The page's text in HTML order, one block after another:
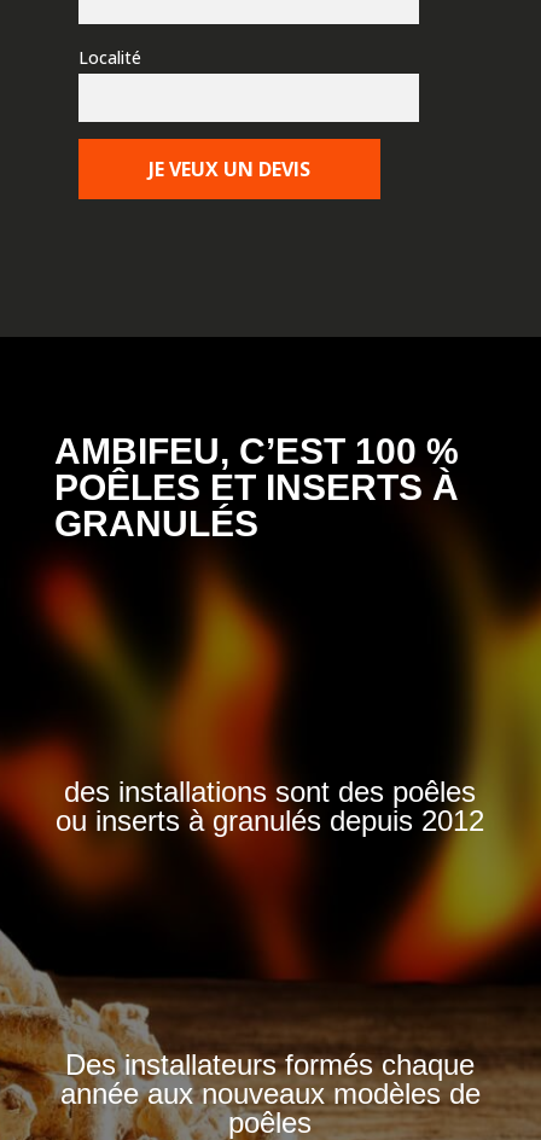
Localité
AMBIFEU, C’EST 100 %
POÊLES ET INSERTS À
GRANULÉS
%
des installations sont des poêles
ou inserts à granulés depuis 2012
Des installateurs formés chaque
année aux nouveaux modèles de
poêles